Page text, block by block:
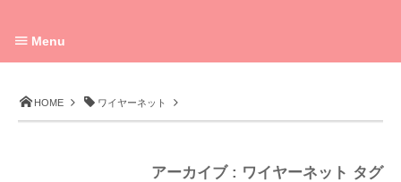
HOME ワイヤーネット
アーカイブ : ワイヤーネット タグ
Menu